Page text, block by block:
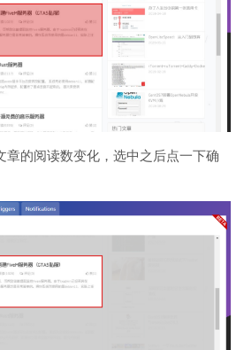
章的阅读数变化，选中之后点一下确